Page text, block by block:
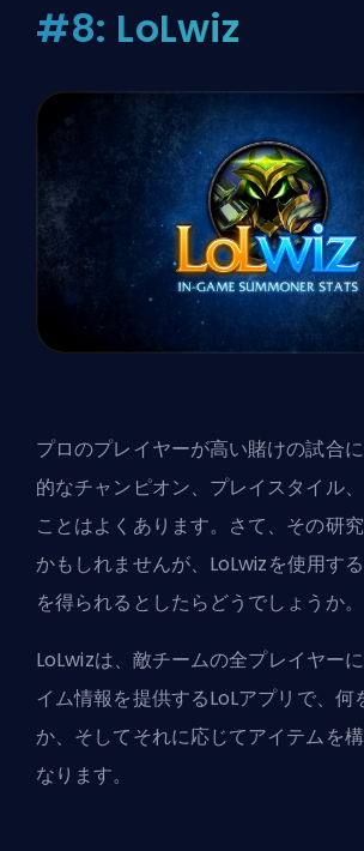
#8: LoLwiz
プロのプレイヤーが高い賭けの試合
的なチャンピオン、プレイスタイル
ことはよくあります。さて、その研
かもしれませんが、LoLwizを使用す
を得られるとしたらどうでしょうか。
LoLwizは、敵チームの全プレイヤー
イム情報を提供するLoLアプリで、何
か、そしてそれに応じてアイテムを
なります。